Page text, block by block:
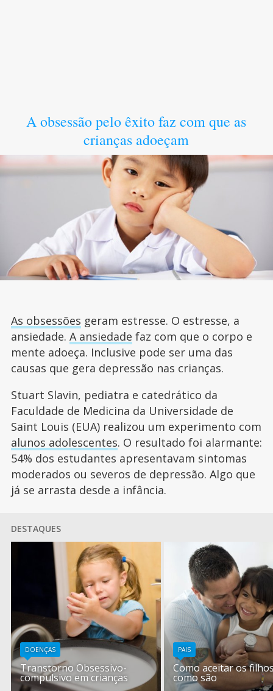
A obsessão pelo êxito faz com que as
crianças adoeçam
As obsessões geram estresse. O estresse, a
ansiedade. A ansiedade faz com que o corpo e
mente adoeça. Inclusive pode ser uma das
causas que gera depressão nas crianças.
Stuart Slavin, pediatra e catedrático da
Faculdade de Medicina da Universidade de
Saint Louis (EUA) realizou um experimento com
alunos adolescentes. O resultado foi alarmante:
54% dos estudantes apresentavam sintomas
moderados ou severos de depressão. Algo que
já se arrasta desde a infância.
DESTAQUES
DOENÇAS
Transtorno Obsessivo-
compulsivo em crianças
PAIS
Como aceitar os
como são